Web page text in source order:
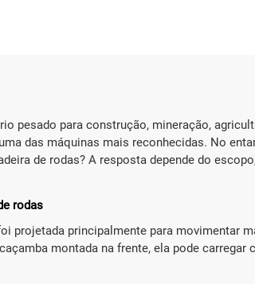
pesado para construção, mineração,
das máquinas mais reconhecidas. No
de rodas? A resposta depende do
rodas
projetada principalmente para movimentar
montada na frente, ela pode carregar